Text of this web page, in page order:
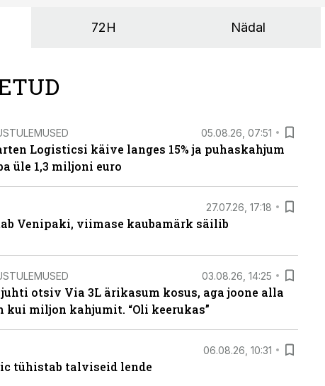
72H Nädal
05.08.26, 07:51
Logisticsi käive langes 15% ja puhaskahjum
üle 1,3 miljoni euro
27.07.26, 17:18
Venipaki, viimase kaubamärk säilib
03.08.26, 14:25
otsiv Via 3L ärikasum kosus, aga joone alla
kui miljon kahjumit. “Oli keerukas”
06.08.26, 10:31
tühistab talviseid lende